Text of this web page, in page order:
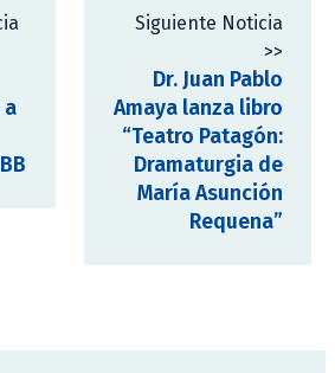
a
Siguiente Noticia
>>
Dr. Juan Pablo
Amaya lanza libro
“Teatro Patagón:
Dramaturgia de
María Asunción
Requena”